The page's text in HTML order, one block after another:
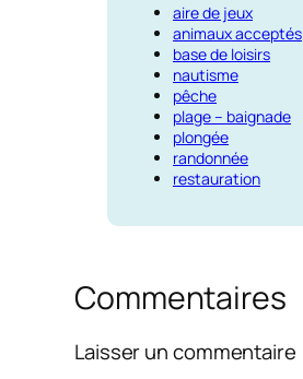
aire de jeux
animaux acceptés
base de loisirs
nautisme
pêche
plage – baignade
plongée
randonnée
restauration
Commentaires
Laisser un commentaire